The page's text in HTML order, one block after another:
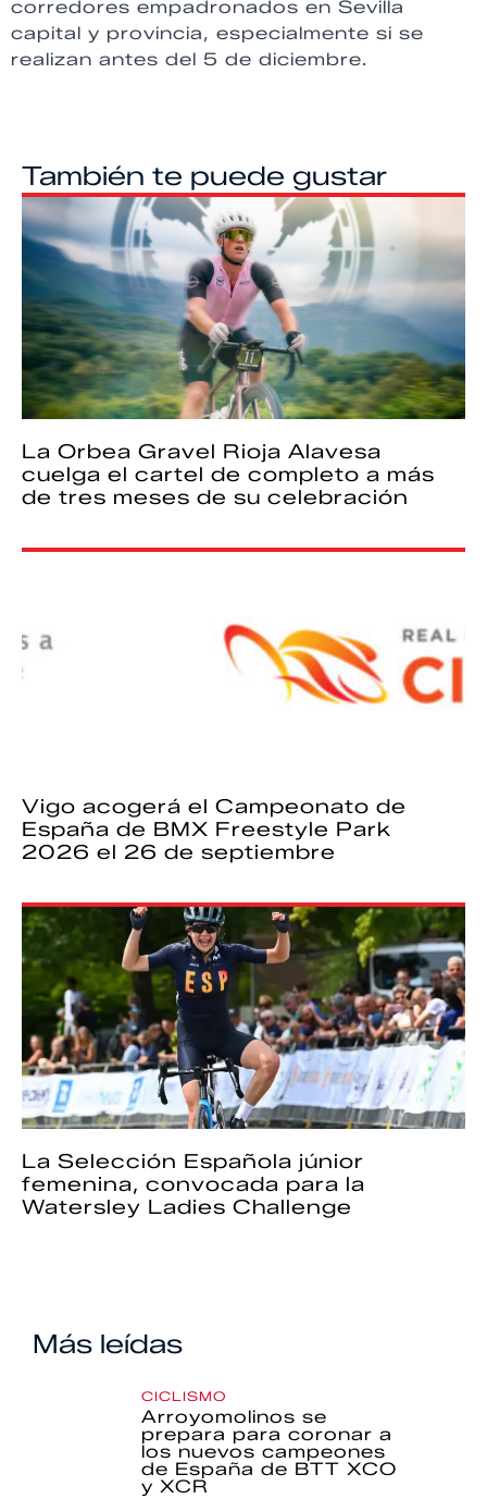
corredores empadronados en Sevilla
capital y provincia, especialmente si se
realizan antes del 5 de diciembre.
También te puede gustar
La Orbea Gravel Rioja Alavesa
cuelga el cartel de completo a más
de tres meses de su celebración
Vigo acogerá el Campeonato de
España de BMX Freestyle Park
2026 el 26 de septiembre
La Selección Española júnior
femenina, convocada para la
Watersley Ladies Challenge
Más leídas
CICLISMO
Arroyomolinos se
prepara para coronar a
los nuevos campeones
de España de BTT XCO
y XCR